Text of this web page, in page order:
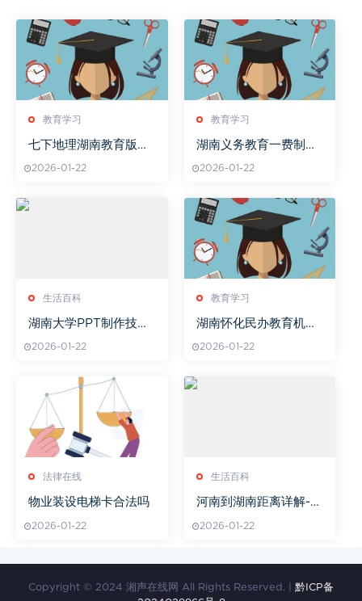
教育学习
七下地理湖南教育版试
2026-01-22
教育学习
湖南义务教育一费制实
2026-01-22
生活百科
湖南大学PPT制作技巧
美指南
2026-01-22
教育学习
湖南怀化民办教育机构
2026-01-22
法律在线
物业装设电梯卡合法吗
2026-01-22
生活百科
河南到湖南距离详解-两
2026-01-22
Copyright © 2024 湘声在线网 All Rights Reserved. | 黔ICP备